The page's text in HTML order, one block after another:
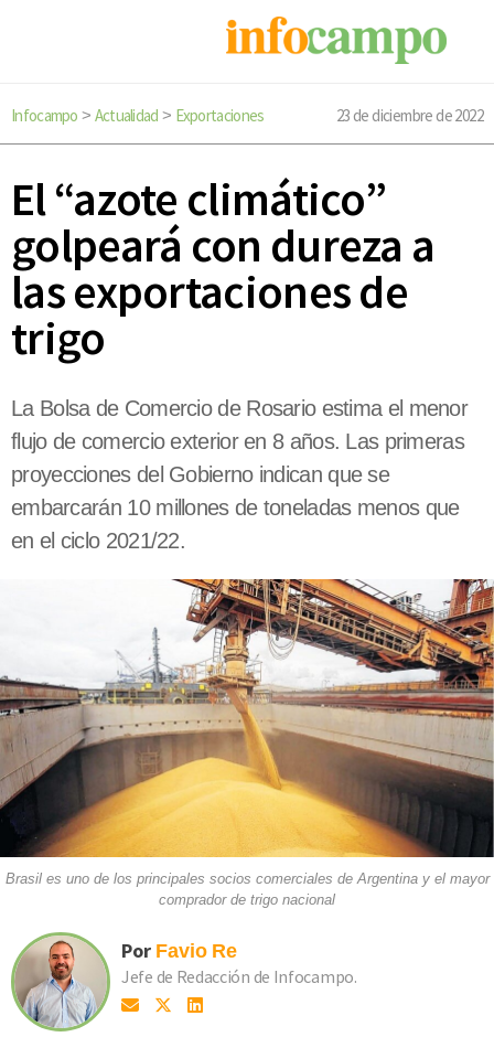
Infocampo > Actualidad > Exportaciones 23 de diciembre de 2022
El “azote climático”
golpeará con dureza a
las exportaciones de
trigo
La Bolsa de Comercio de Rosario estima el menor
flujo de comercio exterior en 8 años. Las primeras
proyecciones del Gobierno indican que se
embarcarán 10 millones de toneladas menos que
en el ciclo 2021/22.
Brasil es uno de los principales socios comerciales de Argentina y el mayor
comprador de trigo nacional
Por Favio Re
Jefe de Redacción de Infocampo.